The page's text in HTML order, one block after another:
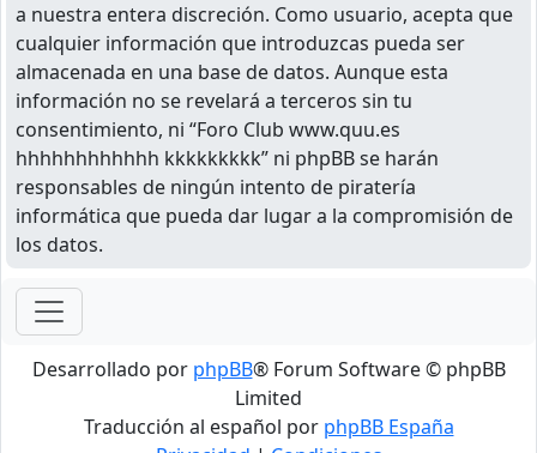
a nuestra entera discreción. Como usuario, acepta que
cualquier información que introduzcas pueda ser
almacenada en una base de datos. Aunque esta
información no se revelará a terceros sin tu
consentimiento, ni “Foro Club www.quu.es
hhhhhhhhhhhh kkkkkkkkk” ni phpBB se harán
responsables de ningún intento de piratería
informática que pueda dar lugar a la compromisión de
los datos.
Desarrollado por phpBB® Forum Software © phpBB
Limited
Traducción al español por phpBB España